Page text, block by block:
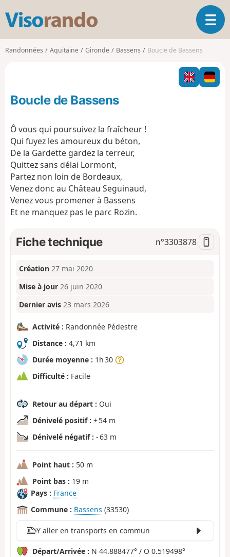
s
o
o
O
u
i
r
l
Randonnées Aquitaine Gironde Bassens Boucle de Bassens
Boucle de Bassens
Ô vous qui poursuivez la fraîcheur !
Qui fuyez les amoureux du béton,
De la Gardette gardez la terreur,
Quittez sans délai Lormont,
Partez non loin de Bordeaux,
Venez donc au Château Seguinaud,
Venez vous promener à Bassens
Et ne manquez pas le parc Rozin.
Fiche technique n°3303878
Création 27 mai 2020
Mise à jour 26 juin 2020
Dernier avis 23 mars 2026
Activité : Randonnée Pédestre
Distance : 4,71 km
Durée moyenne : 1h 30
Difficulté : Facile
Retour au départ : Oui
Dénivelé positif : + 54 m
Dénivelé négatif : - 63 m
Point haut : 50 m
Point bas : 19 m
Pays : France
Commune : Bassens (33530)
Y aller en transports en commun
Départ/Arrivée : N 44.888477° / O 0.519498°